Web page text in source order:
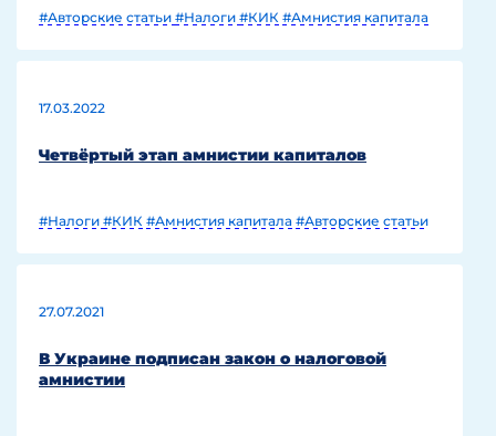
#Авторские статьи #Налоги #КИК #Амнистия капитала
17.03.2022
Четвёртый этап амнистии капиталов
#Налоги #КИК #Амнистия капитала #Авторские статьи
27.07.2021
В Украине подписан закон о налоговой
амнистии